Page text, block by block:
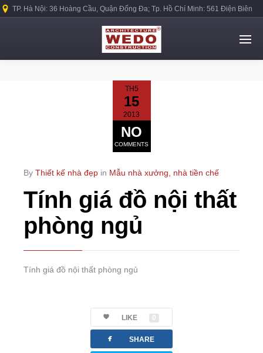
TP. Hà Nội: 36 Hoàng Cầu, Quận Đống Đa; Tp. Hồ Chí Minh: 561 Điện Biên
TH5
15
2013
NO
COMMENTS
By Thiết kế nhà đẹp in Mẫu nhà xưởng, nhà tiền chế
Tính giá đồ nội thất
phòng ngủ
Tính giá đồ nội thất phòng ngủ
LIKE 0
facebook SHARE